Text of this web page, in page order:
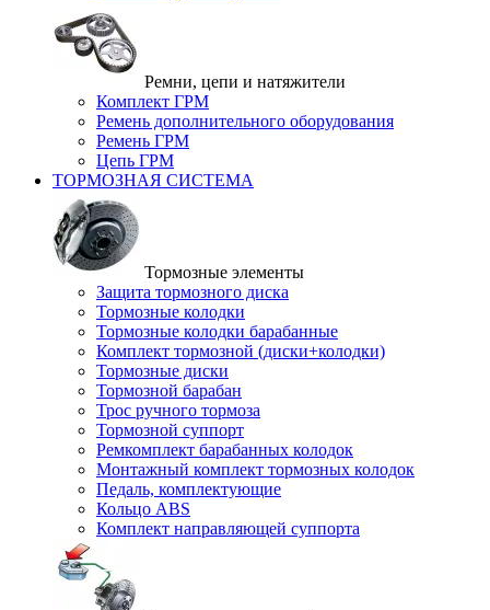
Ремни, цепи и натяжители
Комплект ГРМ
Ремень дополнительного оборудования
Ремень ГРМ
Цепь ГРМ
ТОРМОЗНАЯ СИСТЕМА
Тормозные элементы
Защита тормозного диска
Тормозные колодки
Тормозные колодки барабанные
Комплект тормозной (диски+колодки)
Тормозные диски
Тормозной барабан
Трос ручного тормоза
Тормозной суппорт
Ремкомплект барабанных колодок
Монтажный комплект тормозных колодок
Педаль, комплектующие
Кольцо ABS
Комплект направляющей суппорта